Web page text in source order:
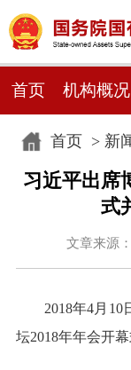
首页 机构概况
首页> 新
习近平出席
式
文章来源
2018年4月
坛2018年年会开